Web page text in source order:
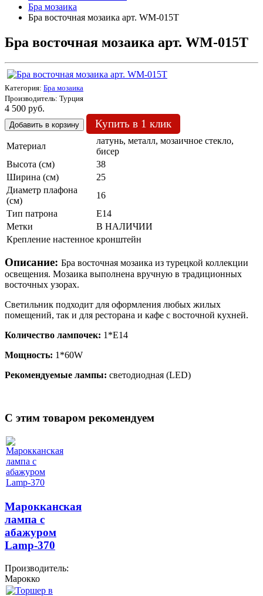
Бра мозаика
Бра восточная мозаика арт. WM-015T
Бра восточная мозаика арт. WM-015T
Категория: Бра мозаика
Производитель: Турция
4 500 руб.
Купить в 1 клик
Материал
латунь, металл, мозаичное стекло,
бисер
Высота (см)
38
Ширина (см)
25
Диаметр плафона
(см)
16
Тип патрона
Е14
Метки
В НАЛИЧИИ
Крепление настенное кронштейн
Описание: Бра восточная мозаика из турецкой коллекции
освещения. Мозаика выполнена вручную в традиционных
восточных узорах.
Светильник подходит для оформления любых жилых
помещений, так и для ресторана и кафе с восточной кухней.
Количество лампочек: 1*Е14
Мощность: 1*60W
Рекомендуемые лампы: светодиодная (LED)
C этим товаром рекомендуем
Марокканская
лампа с
абажуром
Lamp-370
Производитель:
Марокко